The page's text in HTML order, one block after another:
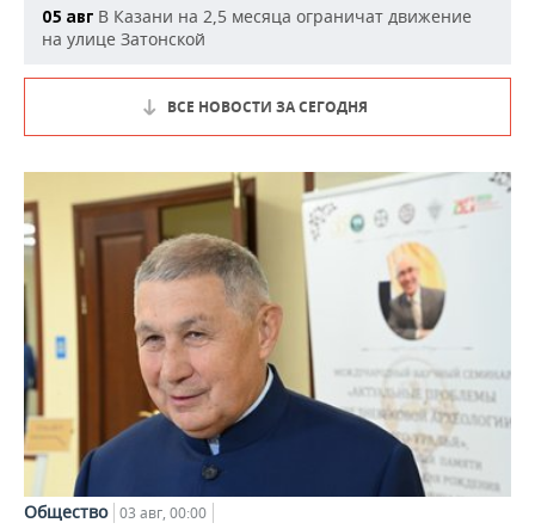
05 авг В Казани на 2,5 месяца ограничат движение
на улице Затонской
ВСЕ НОВОСТИ ЗА СЕГОДНЯ
Общество 03 авг, 00:00